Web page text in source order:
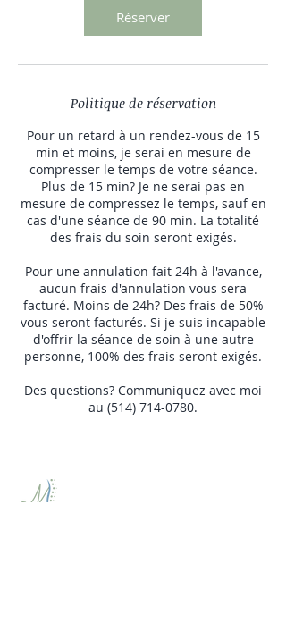
Réserver
Politique de réservation
Pour un retard à un rendez-vous de 15
min et moins, je serai en mesure de
compresser le temps de votre séance.
Plus de 15 min? Je ne serai pas en
mesure de compressez le temps, sauf en
cas d'une séance de 90 min. La totalité
des frais du soin seront exigés.
Pour une annulation fait 24h à l'avance,
aucun frais d'annulation vous sera
facturé. Moins de 24h? Des frais de 50%
vous seront facturés. Si je suis incapable
d'offrir la séance de soin à une autre
personne, 100% des frais seront exigés.
Des questions? Communiquez avec moi
au (514) 714-0780.